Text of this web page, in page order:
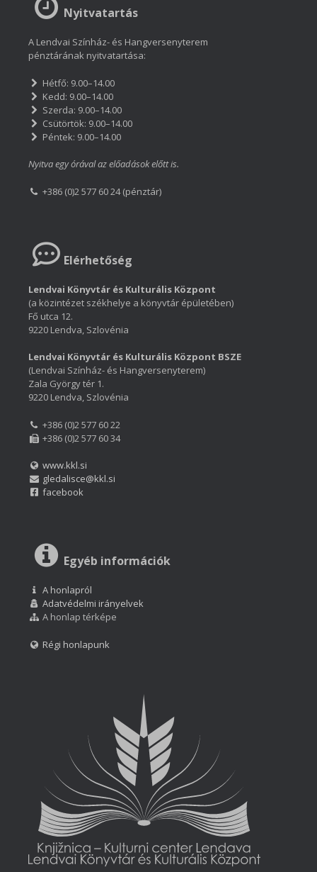
Nyitvatartás
A Lendvai Színház- és Hangversenyterem
pénztárának nyitvatartása:
Hétfő: 9.00–14.00
Kedd: 9.00–14.00
Szerda: 9.00–14.00
Csütörtök: 9.00–14.00
Péntek: 9.00–14.00
Nyitva egy órával az előadások előtt is.
+386 (0)2 577 60 24 (pénztár)
Elérhetőség
Lendvai Könyvtár és Kulturális Központ
(a közintézet székhelye a könyvtár épületében)
Fő utca 12.
9220 Lendva, Szlovénia
Lendvai Könyvtár és Kulturális Központ BSZE
(Lendvai Színház- és Hangversenyterem)
Zala György tér 1.
9220 Lendva, Szlovénia
+386 (0)2 577 60 22
+386 (0)2 577 60 34
www.kkl.si
gledalisce@kkl.si
facebook
Egyéb információk
A honlapról
Adatvédelmi irányelvek
A honlap térképe
Régi honlapunk